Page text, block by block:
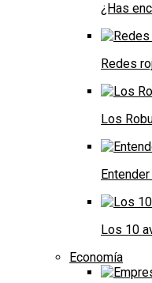
¿Has
Redes
Los
Los 10
Economía